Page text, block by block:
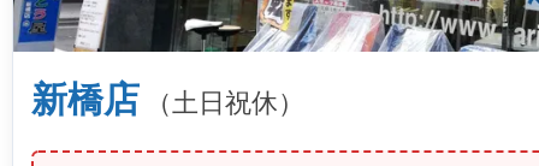
新橋店 （土日祝休）